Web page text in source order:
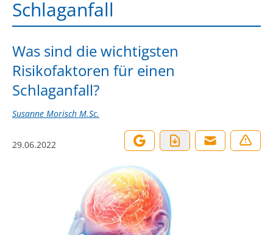
Schlaganfall
Was sind die wichtigsten
Risikofaktoren für einen
Schlaganfall?
Susanne Morisch M.Sc.
29.06.2022